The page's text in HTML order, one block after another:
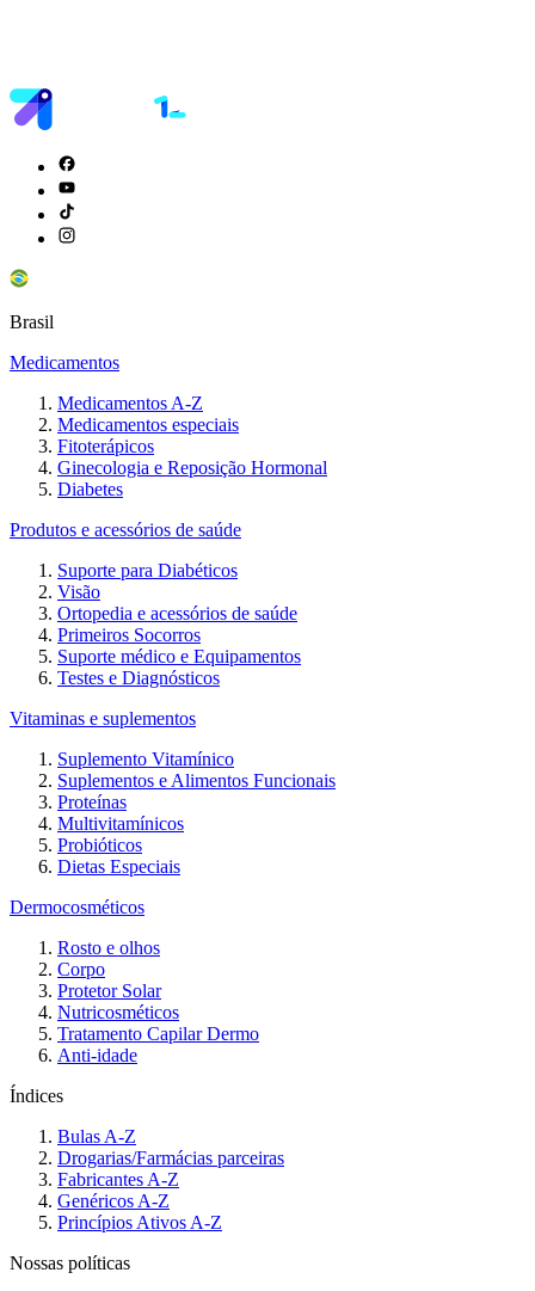
Brasil
Medicamentos
Medicamentos A-Z
Medicamentos especiais
Fitoterápicos
Ginecologia e Reposição Hormonal
Diabetes
Produtos e acessórios de saúde
Suporte para Diabéticos
Visão
Ortopedia e acessórios de saúde
Primeiros Socorros
Suporte médico e Equipamentos
Testes e Diagnósticos
Vitaminas e suplementos
Suplemento Vitamínico
Suplementos e Alimentos Funcionais
Proteínas
Multivitamínicos
Probióticos
Dietas Especiais
Dermocosméticos
Rosto e olhos
Corpo
Protetor Solar
Nutricosméticos
Tratamento Capilar Dermo
Anti-idade
Índices
Bulas A-Z
Drogarias/Farmácias parceiras
Fabricantes A-Z
Genéricos A-Z
Princípios Ativos A-Z
Nossas políticas